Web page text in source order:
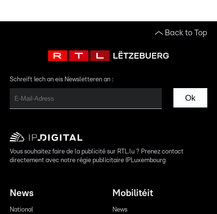
Back to Top
Schreift Iech an eis Newsletteren an :
Ok
Vous souhaitez faire de la publicité sur RTL.lu ? Prenez contact
directement avec notre régie publicitaire IPLuxembourg
News
National
Mobilitéit
News